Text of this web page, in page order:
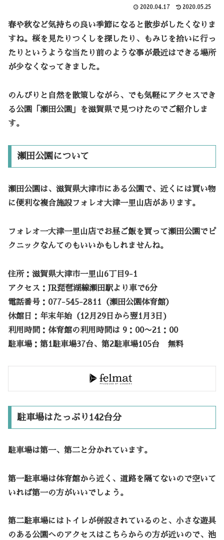
2020.04.17 2020.05.25
春や秋など気持ちの良い季節になると散歩がしたくなりま
すね。桜を見たりつくしを探したり、もみじを拾いに行っ
たりというような当たり前のような事が最近はできる場所
が少なくなってきました。
のんびりと自然を散策しながら、でも気軽にアクセスでき
る公園「瀬田公園」を滋賀県で見つけたのでご紹介しま
す。
瀬田公園について
瀬田公園は、滋賀県大津市にある公園で、近くには買い物
に便利な複合施設フォレオ大津一里山店があります。
フォレオ一大津一里山店でお昼ご飯を買って瀬田公園でピ
クニックなんてのもいいかもしれませんね。
住所：滋賀県大津市一里山6丁目9-1
アクセス：JR琵琶湖線瀬田駅より車で6分
電話番号：077-545-2811（瀬田公園体育館）
休館日：年末年始（12月29日から翌1月3日)
利用時間：体育館の利用時間は 9：00〜21：00
駐車場：第1駐車場37台、第2駐車場105台 無料
駐車場はたっぷり142台分
駐車場は第一、第二と分かれています。
第一駐車場は体育館から近く、道路を隔てないので空いて
いれば第一の方がいいでしょう。
第二駐車場にはトイレが併設されているのと、小さな遊具
のある公園へのアクセスはこちらからの方が近いので、池